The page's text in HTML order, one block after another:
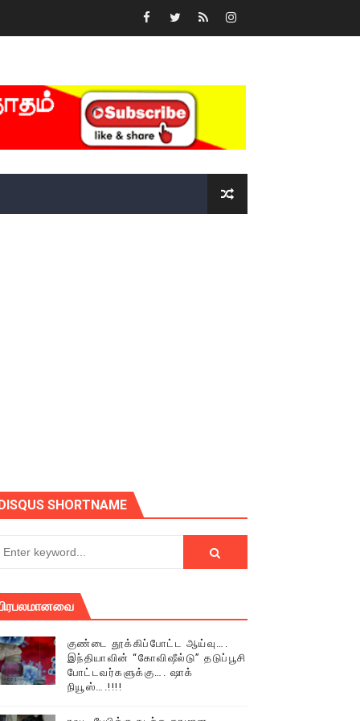
SHORTNAME
குண்டை தூக்கிப்போட்ட ஆய்வு….
இந்தியாவின் “கோவிஷீல்டு” தடுப்பூசி
போட்டவர்களுக்கு…. ஷாக்
நியூஸ்….!!!!